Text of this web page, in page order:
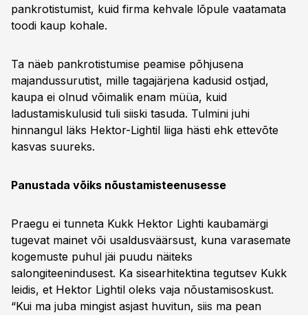
pankrotistumist, kuid firma kehvale lõpule vaatamata
toodi kaup kohale.
Ta näeb pankrotistumise peamise põhjusena
majandussurutist, mille tagajärjena kadusid ostjad,
kaupa ei olnud võimalik enam müüa, kuid
ladustamiskulusid tuli siiski tasuda. Tulmini juhi
hinnangul läks Hektor-Ligh­til liiga hästi ehk ettevõte
kasvas suureks.
Panustada võiks nõustamisteenusesse
Praegu ei tunneta Kukk Hektor Lighti kaubamärgi
tugevat mainet või usaldusväärsust, kuna varasemate
kogemuste puhul jäi puudu näiteks
salongiteenindusest. Ka sisearhitektina tegutsev Kukk
leidis, et Hektor Lightil oleks vaja nõustamisoskust.
“Kui ma juba mingist asjast huvitun, siis ma pean